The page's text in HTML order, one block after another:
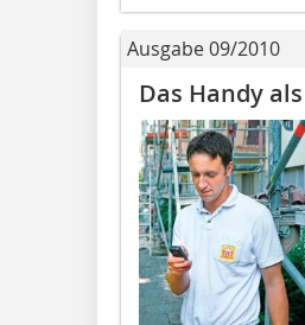
Ausgabe 09/2010
Das Handy